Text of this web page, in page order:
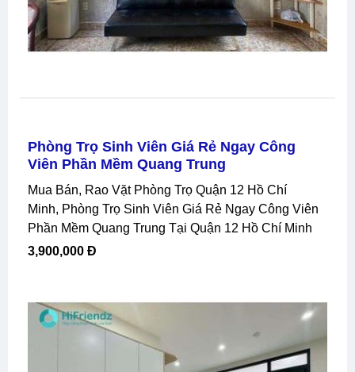
Phòng Trọ Sinh Viên Giá Rẻ Ngay Công
Viên Phần Mềm Quang Trung
Mua Bán, Rao Vặt Phòng Trọ Quận 12 Hồ Chí
Minh, Phòng Trọ Sinh Viên Giá Rẻ Ngay Công Viên
Phần Mềm Quang Trung Tại Quận 12 Hồ Chí Minh
3,900,000 Đ